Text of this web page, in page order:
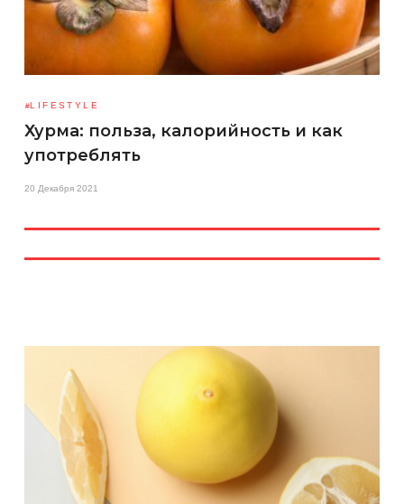
LIFESTYLE
Хурма: польза, калорийность и как
употреблять
20 Декабря 2021